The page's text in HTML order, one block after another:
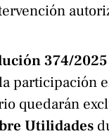
374/2025
participación
quedarán
Utilidades